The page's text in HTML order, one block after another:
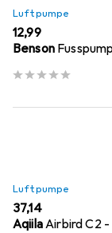
Luftpumpe
EUR
12,99
Benson
Luftpumpe
EUR
37,14
AqiilaAirbird C2 -